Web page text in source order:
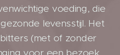
voeding, die
levensstijl. Het
(met of zonder
voor een bezoek